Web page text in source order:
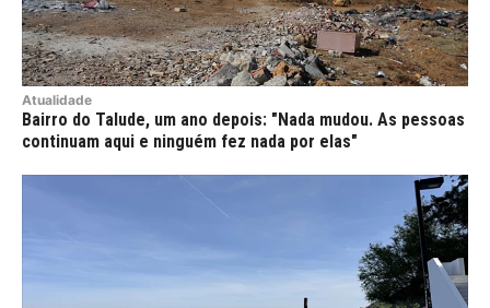
Atualidade
Bairro do Talude, um ano depois: "Nada mudou. As pessoas
continuam aqui e ninguém fez nada por elas"